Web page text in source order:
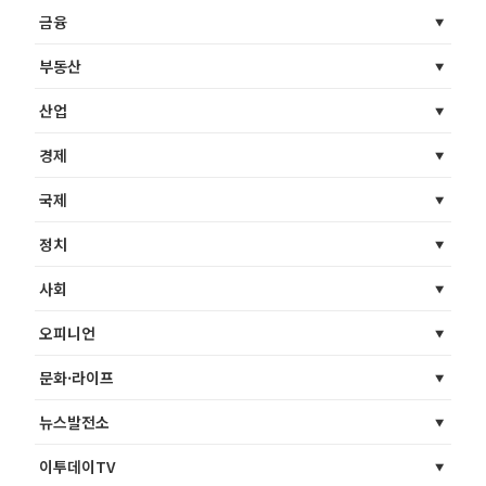
금융
부동산
산업
경제
국제
정치
사회
오피니언
문화·라이프
뉴스발전소
이투데이TV